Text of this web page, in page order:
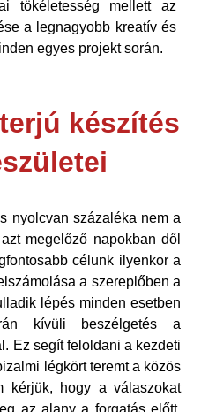
tökéletesség mellett az
a legnagyobb kreatív és
egyes projekt során.
készítés
nyolcvan százaléka nem a
megelőző napokban dől
célunk ilyenkor a
a szereplőben a
lépés minden esetben
kívüli beszélgetés a
Ez segít feloldani a kezdeti
légkört teremt a közös
kérjük, hogy a válaszokat
az alany a forgatás előtt.